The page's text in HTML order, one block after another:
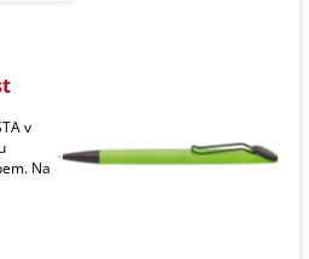
v
Na